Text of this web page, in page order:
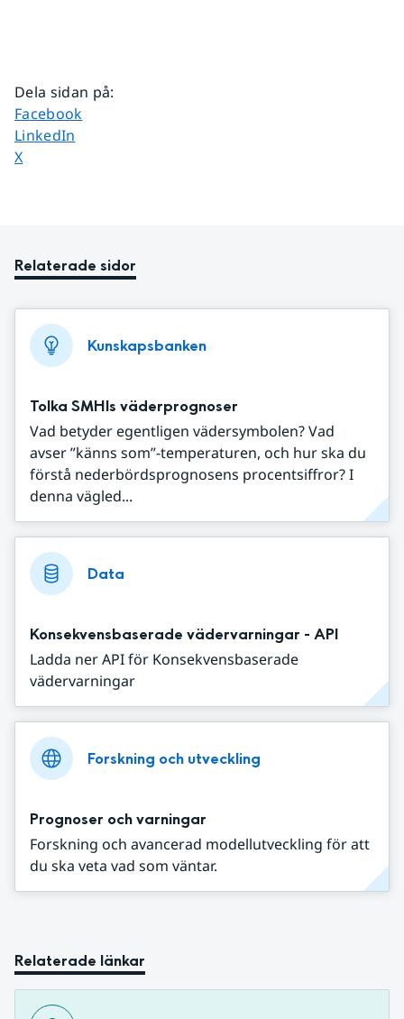
Dela sidan på:
Dela sidan på
Facebook
Dela sidan på
LinkedIn
Dela sidan på
X
Relaterade sidor
Kunskapsbanken
Tolka SMHIs väderprognoser
Vad betyder egentligen vädersymbolen? Vad
avser ”känns som”-temperaturen, och hur ska du
förstå nederbördsprognosens procentsiffror? I
denna vägled...
Data
Konsekvensbaserade vädervarningar - API
Ladda ner API för Konsekvensbaserade
vädervarningar
Forskning och utveckling
Prognoser och varningar
Forskning och avancerad modellutveckling för att
du ska veta vad som väntar.
Relaterade länkar